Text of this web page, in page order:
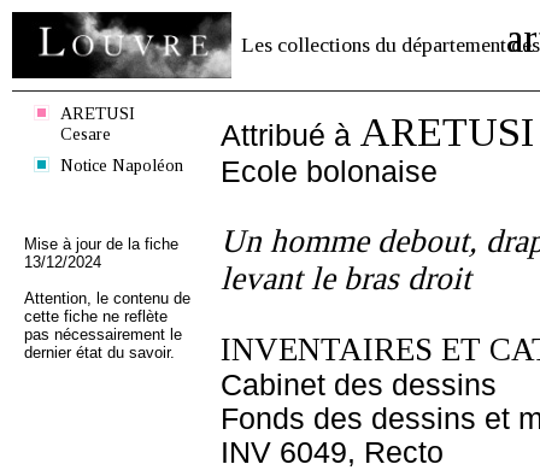
Les collections du département des
ARETUSI
Cesare
Notice Napoléon
Mise à jour de la fiche
13/12/2024
Attention, le contenu de
cette fiche ne reflète
pas nécessairement le
dernier état du savoir.
Attribué à ARETUSI
Ecole bolonaise
Un homme debout,
levant le bras droit
INVENTAIRES ET
Cabinet des dessins
Fonds des dessins et
INV 6049, Recto